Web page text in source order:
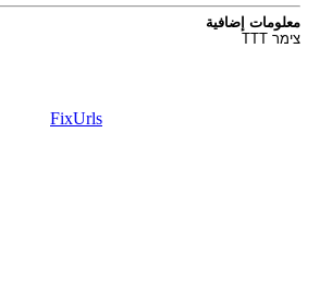
معلومات إضافية
צימר TTT
FixUrls